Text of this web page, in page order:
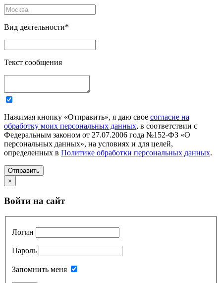
Вид деятельности*
Текст сообщения
Нажимая кнопку «Отправить», я даю свое согласие на
обработку моих персональных данных, в соответствии с
Федеральным законом от 27.07.2006 года №152-ФЗ «О
персональных данных», на условиях и для целей,
определенных в Политике обработки персональных данных.
Отправить
×
Войти на сайт
Логин
Пароль
Запомнить меня